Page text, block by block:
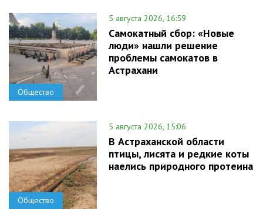
Общество
5 августа 2026, 16:59
Самокатный сбор: «Новые
люди» нашли решение
проблемы самокатов в
Астрахани
Общество
5 августа 2026, 15:06
В Астраханской области
птицы, лисята и редкие коты
наелись природного протеина